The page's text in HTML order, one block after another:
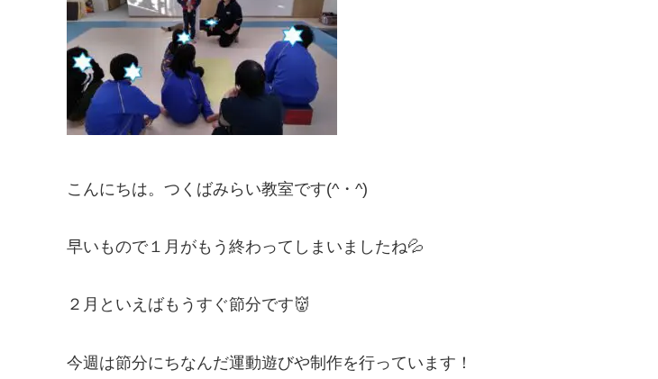
こんにちは。つくばみらい教室です(^・^)
早いもので１月がもう終わってしまいましたね💦
２月といえばもうすぐ節分です👹
今週は節分にちなんだ運動遊びや制作を行っています！